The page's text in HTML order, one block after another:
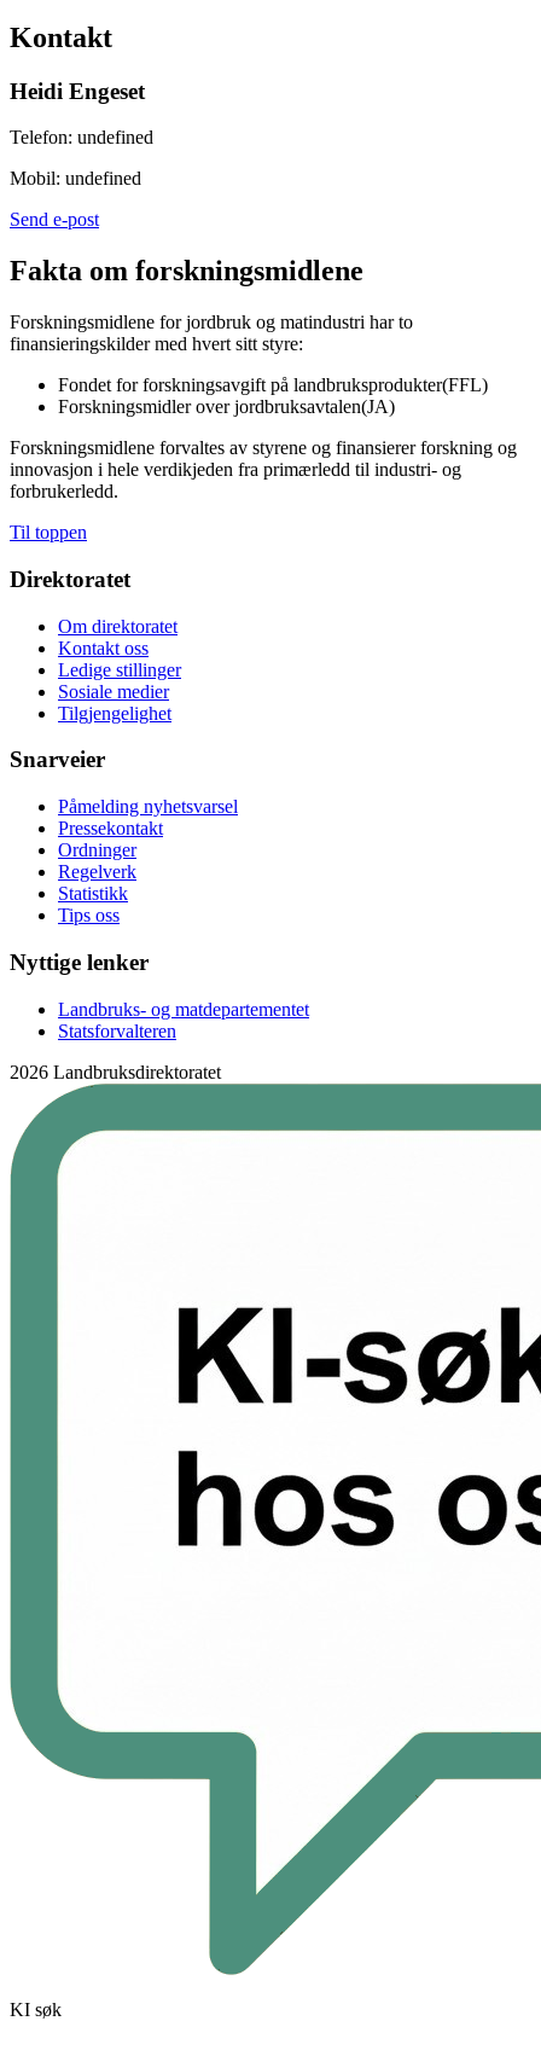
Kontakt
Heidi Engeset
Telefon: undefined
Mobil: undefined
Send e-post
Fakta om forskningsmidlene
Forskningsmidlene for jordbruk og matindustri har to
finansieringskilder med hvert sitt styre:
Fondet for forskningsavgift på landbruksprodukter(FFL)
Forskningsmidler over jordbruksavtalen(JA)
Forskningsmidlene forvaltes av styrene og finansierer forskning og
innovasjon i hele verdikjeden fra primærledd til industri- og
forbrukerledd.
Til toppen
Direktoratet
Om direktoratet
Kontakt oss
Ledige stillinger
Sosiale medier
Tilgjengelighet
Snarveier
Påmelding nyhetsvarsel
Pressekontakt
Ordninger
Regelverk
Statistikk
Tips oss
Nyttige lenker
Landbruks- og matdepartementet
Statsforvalteren
2026 Landbruksdirektoratet
KI søk